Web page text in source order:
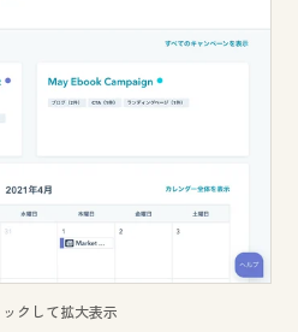
ックして拡大表示